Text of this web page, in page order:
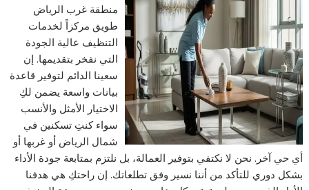
منطقة غرب الرياض
طويق مركزاً لخدمات
التنظيف عالية الجودة
التي نفخر بتقديمها. إن
سعينا الدائم لتوفير قاعدة
بيانات واسعة يضمن لكِ
الاختيار الأمثل والأنسب
سواء كنتِ تسكنين في
شمال الرياض أو غربها أو
أي حي آخر. نحن لا نكتفي بتوفير العمالة، بل نلتزم بمتابعة جودة الأداء
بشكل دوري للتأكد من أننا نسير وفق تطلعاتك. إن راحتكِ هي هدفنا